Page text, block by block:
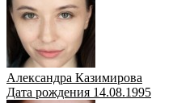
Александра Казимирова
Дата рождения 14.08.1995